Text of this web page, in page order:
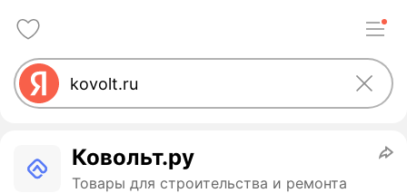
Ковольт.ру
Товары для строительства и ремонта